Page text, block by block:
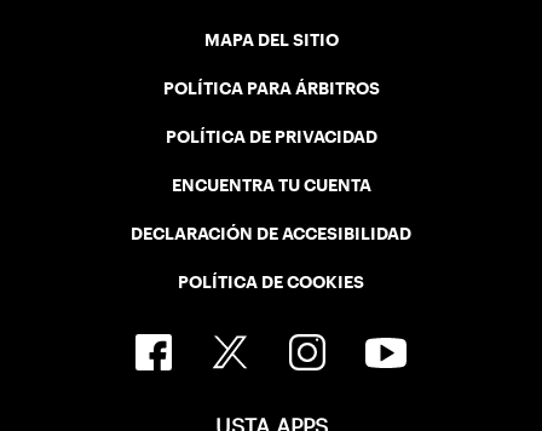
MAPA DEL SITIO
POLÍTICA PARA ÁRBITROS
POLÍTICA DE PRIVACIDAD
ENCUENTRA TU CUENTA
DECLARACIÓN DE ACCESIBILIDAD
POLÍTICA DE COOKIES